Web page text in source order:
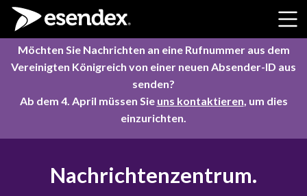
Skip to content
Möchten Sie Nachrichten an eine Rufnummer aus dem
Vereinigten Königreich von einer neuen Absender-ID aus
senden?
Ab dem 4. April müssen Sie uns kontaktieren, um dies
einzurichten.
Nachrichtenzentrum.